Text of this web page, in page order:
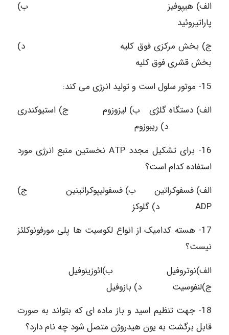
الف) هیپوفیز ب)
پاراتیروئید
ج) بخش مرکزی فوق کلیه د)
بخش قشری فوق کلیه
15- موتور سلول است و تولید انرژی می کند:
الف) دستگاه گلژی ب) لیزوزوم ج) استیوکندری
د) ریبوزوم
16- برای تشکیل مجدد ATP نخستین منبع انرژی مورد
استفاده کدام است؟
الف) فسفوکراتین ب) فسفولیپوکراتینین ج)
ADP د) گلوکز
17- هسته کدامیک از انواع لکوسیت ها پلی مورفونوکلئز
نیست؟
الف)نوتروفیل ب)ائوزینوفیل
ج)لنفوسیت د) بازوفیل
18- جهت تنظیم اسید و باز ماده ای که بتواند به صورت
قابل برگشت به یون هیدروژن متصل شود چه نام دارد؟